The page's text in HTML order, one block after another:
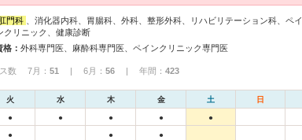
門科
、消化器内科、胃腸科、外科、整形外科、リハビリテーション科、ペイ
クリニック、健康診断
： 外科専門医、麻酔科専門医、ペインクリニック専門医
数 7月： 51 | 6月： 56 | 年間： 423
火 水 木 金 土 日
● ● ● ● ●
● ● ●